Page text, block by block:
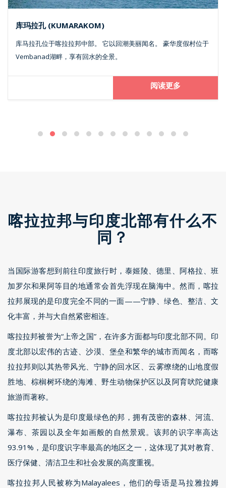
孔 (KUMARAKOM)
位于喀拉拉邦中部。 它以回潮美丽闻名。 豪华度假村位于
湖畔，享有回水的全景。
可瓦
喀拉拉邦与印度北部有什么不
同？
当国际游客想到前往印度旅行时，泰姬陵、德里、阿格拉、班
加罗尔和果阿等目的地通常会首先浮现在脑海中。然而，喀拉
拉邦展现的是印度完全不同的一面——宁静、绿色、整洁、文
化丰富，并与大自然紧密相连。
喀拉拉邦被誉为“上帝之国”，在许多方面都与印度北部不同。印
度北部以宏伟的古迹、沙漠、堡垒和繁华的城市而闻名，而喀
拉拉邦则以其热带风光、宁静的回水区、云雾缭绕的山地度假
胜地、棕榈树环绕的海滩、野生动物保护区以及阿育吠陀健康
旅游而著称。
喀拉拉邦被认为是印度最绿色的邦，拥有茂密的森林、河流、
瀑布、茶园以及全年如画般的自然景观。该邦的识字率高达
93.91%，是印度识字率最高的地区之一，这体现了其对教育、
医疗保健、清洁卫生和社会发展的高度重视。
喀拉拉邦人民被称为Malayalees，他们的母语是马拉雅拉姆